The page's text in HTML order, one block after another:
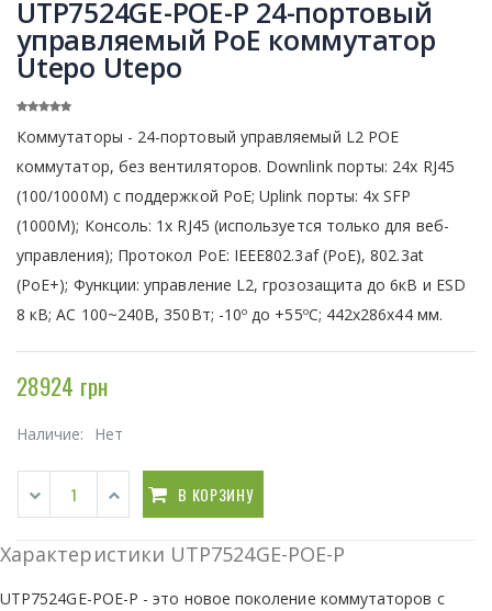
UTP7524GE-POE-P 24-портовый
управляемый PoE коммутатор
Utepo Utepo
Коммутаторы - 24-портовый управляемый L2 POE
коммутатор, без вентиляторов. Downlink порты: 24x RJ45
(100/1000M) с поддержкой PoE; Uplink порты: 4x SFP
(1000M); Консоль: 1x RJ45 (используется только для веб-
управления); Протокол PoE: IEEE802.3af (PoE), 802.3at
(PoE+); Функции: управление L2, грозозащита до 6кВ и ESD
8 кВ; AC 100~240В, 350Вт; -10º до +55ºC; 442х286х44 мм.
28924 грн
Наличие: Нет
В КОРЗИНУ
Характеристики UTP7524GE-POE-P
UTP7524GE-POE-P - это новое поколение коммутаторов с